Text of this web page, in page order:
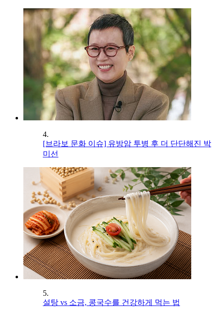
4.
[브라보 문화 이슈] 유방암 투병 후 더 단단해진 박
미선
5.
설탕 vs 소금, 콩국수를 건강하게 먹는 법